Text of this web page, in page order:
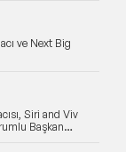
ve Next Big
Siri and Viv
Başkan